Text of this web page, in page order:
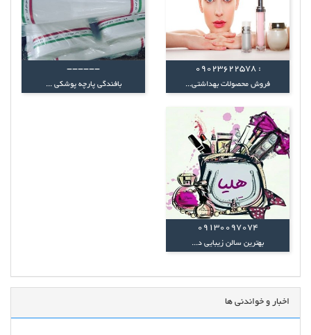
: 09023622578
فروش محصولات بهداشتی...
------
بافندگی پارچه پوشکی ...
09130097074
بهترین سالن زیبایی د...
اخبار و خواندنی ها